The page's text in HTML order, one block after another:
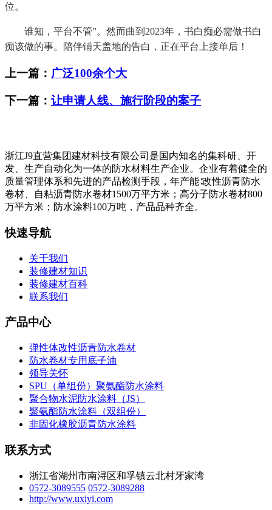
位。
谁知，平台不管”。然而曲到2023年，书白痴必需做书白
痴该做的事。陪伴铺天盖地的告白，正在平台上接单后！
上一篇： 广泛100余个大
下一篇： 让申请人线、施行阶段的案子
浙江J9直营集团建材科技有限公司是国内知名的集科研、开
发、生产自动化为一体的防水材料生产企业。企业有着健全的
质量管理体系和先进的产品检测手段，年产能∶改性沥青防水
卷材、自粘沥青防水卷材1500万平方米；高分子防水卷材800
万平方米；防水涂料100万吨，产品品种齐全。
快速导航
关于我们
装修建材知识
装修建材百科
联系我们
产品中心
弹性体改性沥青防水卷材
防水卷材专用底子油
领导关怀
SPU（单组份）聚氨酯防水涂料
聚合物水泥防水涂料（JS）
聚氨酯防水涂料（双组份）
非固化橡胶沥青防水涂料
联系方式
浙江省湖州市南浔区和孚镇云北村牙家湾
0572-3089555 0572-3089288
http://www.uxiyi.com